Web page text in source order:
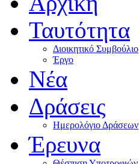
Ταυτότητα
Διοικητικό Συμβούλιο
Έργο
Νέα
Δράσεις
Ημερολόγιο Δράσεων
Έρευνα